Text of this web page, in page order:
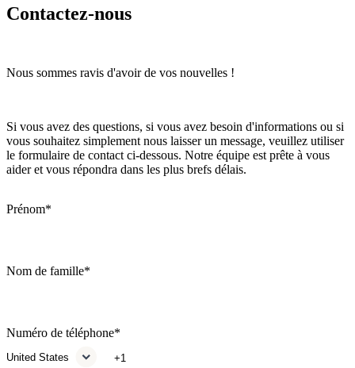
Contactez-nous
Nous sommes ravis d'avoir de vos nouvelles !
Si vous avez des questions, si vous avez besoin d'informations ou si
vous souhaitez simplement nous laisser un message, veuillez utiliser
le formulaire de contact ci-dessous. Notre équipe est prête à vous
aider et vous répondra dans les plus brefs délais.
Prénom*
Nom de famille*
Numéro de téléphone*